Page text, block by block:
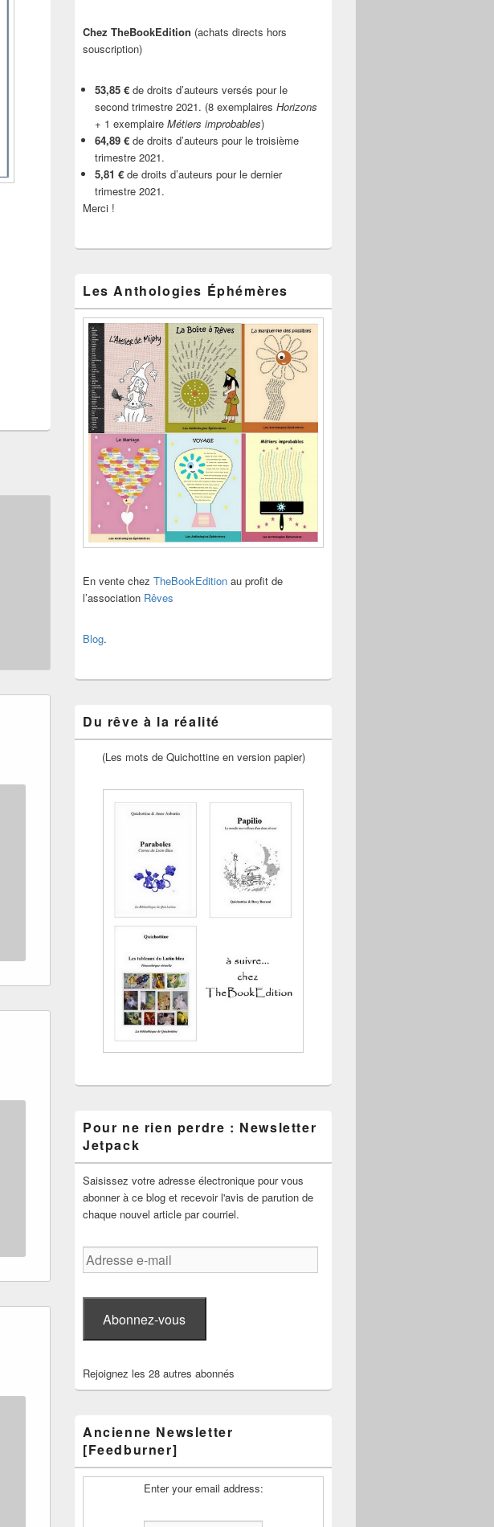
Chez TheBookEdition (achats directs hors
souscription)
53,85 € de droits d’auteurs versés pour le
second trimestre 2021. (8 exemplaires Horizons
+ 1 exemplaire Métiers improbables)
64,89 € de droits d’auteurs pour le troisième
trimestre 2021.
5,81 € de droits d’auteurs pour le dernier
trimestre 2021.
Merci !
Les Anthologies Éphémères
En vente chez TheBookEdition au profit de
l’association Rêves
Blog.
Du rêve à la réalité
(Les mots de Quichottine en version papier)
Pour ne rien perdre : Newsletter
Jetpack
Saisissez votre adresse électronique pour vous
abonner à ce blog et recevoir l'avis de parution de
chaque nouvel article par courriel.
Adresse
e-
Abonnez-vous
Rejoignez les 28 autres abonnés
Ancienne Newsletter
[Feedburner]
Enter your email address: